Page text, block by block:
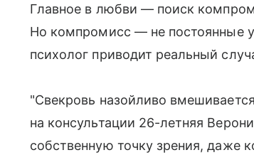
Главное в любви — поиск
Но компромисс — не постоянные
психолог приводит реальный
"Свекровь назойливо
на консультации 26-летняя
собственную точку зрения, даже